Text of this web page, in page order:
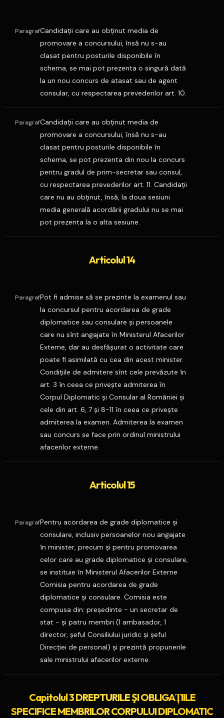
ParagrafCandidaţii care au obţinut media de
promovare a concursului, însă nu s-au
clasat pentru posturile disponibile în
schema, se mai pot prezenta o singură dată
la un nou concurs de atasat sau de agent
consular, cu respectarea prevederilor art. 10.
ParagrafCandidaţii care au obţinut media de
promovare a concursului, însă nu s-au
clasat pentru posturile disponibile în
schema, se pot prezenta din nou la concurs
pentru gradul de prim-secretar sau consul,
cu respectarea prevederilor art. 11. Candidaţii
care nu au obţinut, însă, la doua sesiuni
media generală acordării gradului nu se mai
pot prezenta la o alta sesiune.
Articolul 14
ParagrafPot fi admise să se prezinte la examenul sau
la concursul pentru acordarea de grade
diplomatice sau consulare şi persoanele
care nu sînt angajate în Ministerul Afacerilor
Externe, dar au desfăşurat o activitate care
poate fi asimilată cu cea din acest minister.
Condiţiile de admitere sînt cele prevăzute în
art. 3 în ceea ce priveşte admiterea în
Corpul Diplomatic şi Consular al României şi
cele din art. 6, 7 şi 8-11 în ceea ce priveşte
admiterea la examen. Admiterea la examen
sau concurs se face prin ordinul ministrului
afacerilor externe.
Articolul 15
ParagrafPentru acordarea de grade diplomatice şi
consulare, inclusiv persoanelor nou angajate
în minister, precum şi pentru promovarea
celor care au grade diplomatice şi consulare,
se instituie în Ministerul Afacerilor Externe
Comisia pentru acordarea de grade
diplomatice şi consulare. Comisia este
compusa din: preşedinte - un secretar de
stat - şi patru membri (1 ambasador, 1
director, şeful Consiliului juridic şi şeful
Direcţiei de personal) şi prezintă propunerile
sale ministrului afacerilor externe.
Capitolul 3 DREPTURILE ŞI OBLIGAŢIILE
SPECIFICE MEMBRILOR CORPULUI DIPLOMATIC